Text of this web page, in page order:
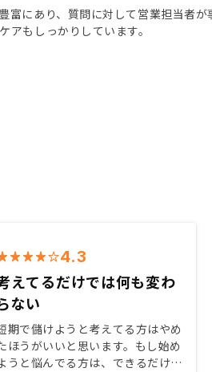
富にあり、質問に対して営業担当者が
もしっかりしています。
4.3
えてるだけでは何も変わ
ない
期で儲けようと考えてる方はやめ
ほうがいいと思います。もし始め
うと悩んでる方は、できるだけ早